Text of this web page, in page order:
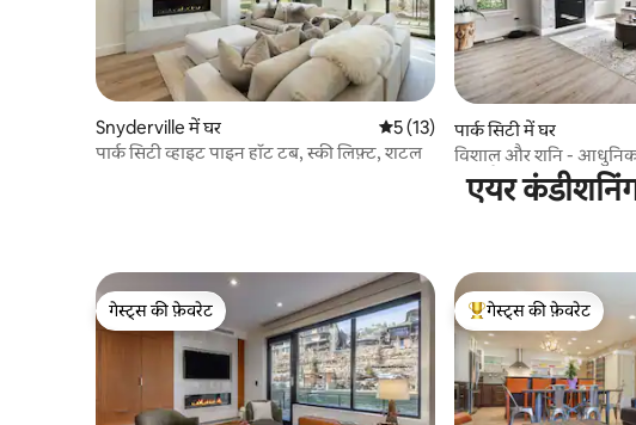
Snyderville में घर औसत रेटिंग 5 में से 5, 13 समीक्षाएँ
5 (13)
पार्क सिटी व्हाइट पाइन हॉट टब, स्की लिफ़्ट, शटल
पार्क सिटी में घर
विशाल और शनि - आधुनिक
सोता है
एयर
गेस्ट्स की फ़ेवरेट
गेस्ट्स की फ़ेवरेट
गेस्ट्स का टॉप फ़ेवरेट
गेस्ट्स की फ़ेवरेट